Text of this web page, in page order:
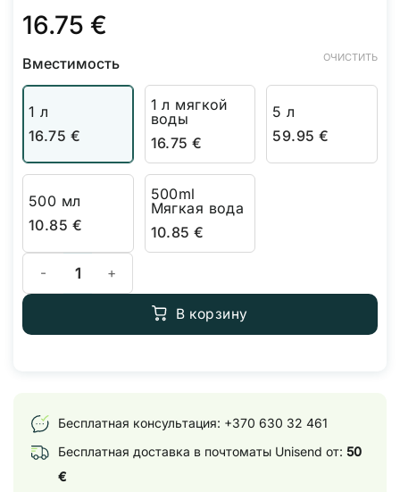
16.75 €
Вместимость
1 л
16.75 €
1 л мягкой
воды
16.75€
5 л
59.95 €
500 мл
10.85 €
500ml
Мягкая вода
10.85€
ОЧИСТИТЬ
Количество товара Terra Aquatica TriPart Micro
В корзину
Бесплатная консультация: +370 630 32 461
Бесплатная доставка в почтоматы Unisend от: 50
€